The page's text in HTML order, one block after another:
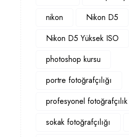
nikon
Nikon D5
Nikon D5 Yüksek ISO
photoshop kursu
portre fotoğrafçılığı
profesyonel fotoğrafçılık
sokak fotoğrafçılığı